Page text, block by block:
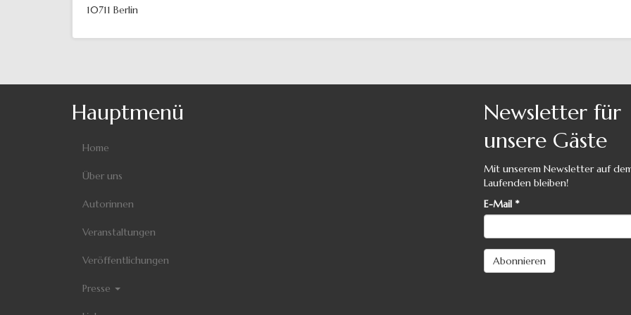
10711 Berlin
Hauptmenü
Home
Über uns
Autorinnen
Veranstaltungen
Veröffentlichungen
Presse
Newsletter für
unsere Gäste
Mit unserem Newsletter auf
Laufenden bleiben!
E-Mail *
Abonnieren